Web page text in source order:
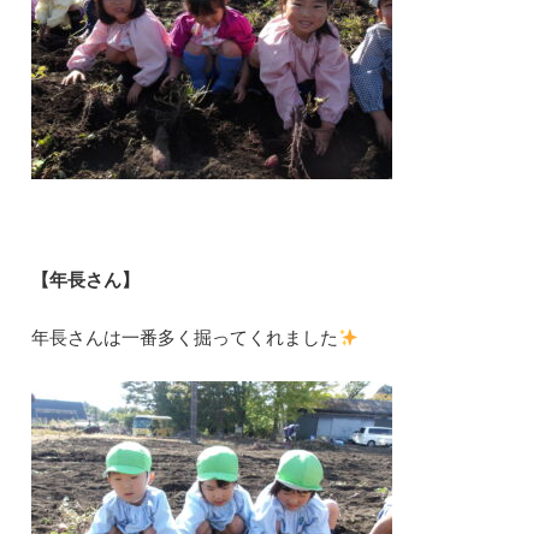
【年長さん】
年長さんは一番多く掘ってくれました